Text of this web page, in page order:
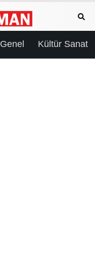
Genel Kültür Sanat